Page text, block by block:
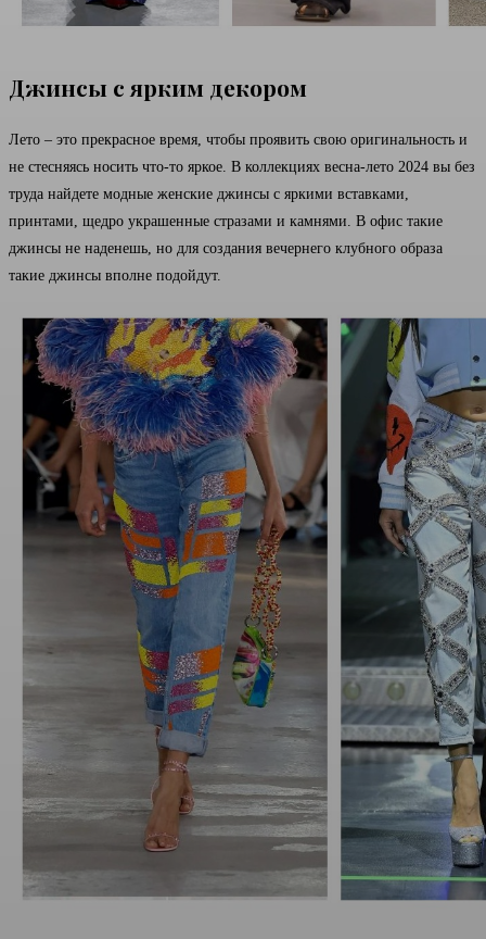
Джинсы с ярким декором
Лето – это прекрасное время, чтобы проявить свою оригинальность и
не стесняясь носить что-то яркое. В коллекциях весна-лето 2024 вы без
труда найдете модные женские джинсы с яркими вставками,
принтами, щедро украшенные стразами и камнями. В офис такие
джинсы не наденешь, но для создания вечернего клубного образа
такие джинсы вполне подойдут.